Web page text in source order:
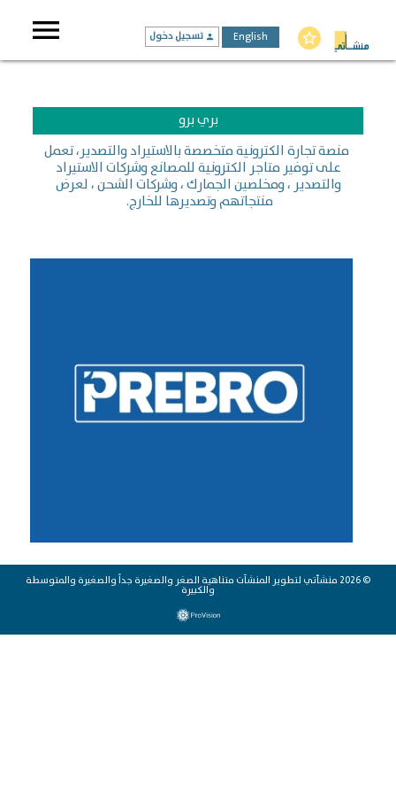
menu star_border
English
person تسجيل دخول
بري برو
منصة تجارة الكترونية متخصصة بالاستيراد والتصدير، تعمل
على توفير متاجر الكترونية للمصانع وشركات الاستيراد
والتصدير ، ومخلصين الجمارك ، وشركات الشحن ، لعرض
منتجاتهم وتصديرها للخارج.
© 2026 منشأتي لتطوير المنشآت متناهية الصغر والصغيرة جداً والصغيرة والمتوسطة
والكبيرة